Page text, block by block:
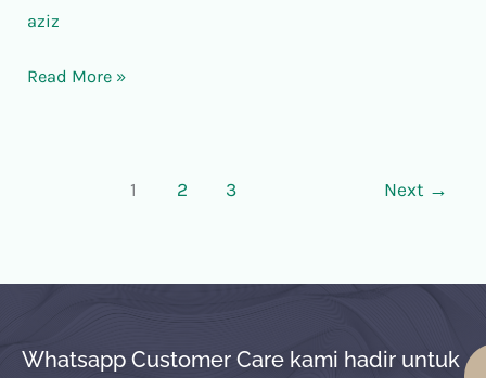
aziz
Irawan,
Read More »
1 2 3 Next →
Whatsapp Customer Care kami hadir untuk